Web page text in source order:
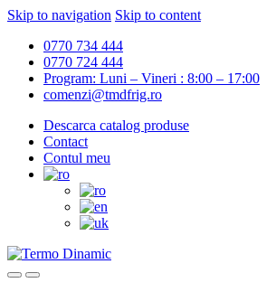
Skip to navigation Skip to content
0770 734 444
0770 724 444
Program: Luni – Vineri : 8:00 – 17:00
comenzi@tmdfrig.ro
Descarca catalog produse
Contact
Contul meu